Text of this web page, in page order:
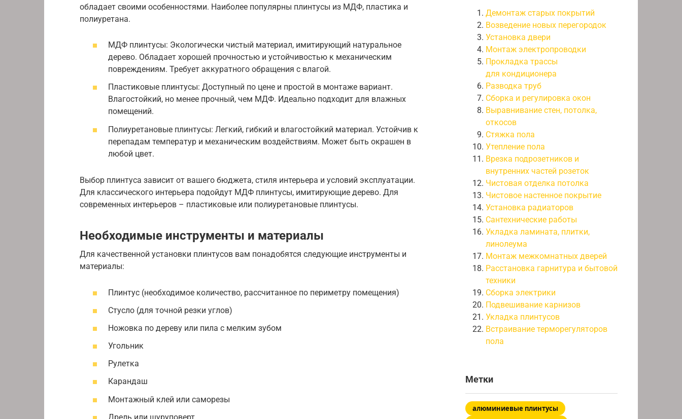
обладает своими особенностями. Наиболее популярны плинтусы из МДФ, пластика и
полиуретана.
МДФ плинтусы: Экологически чистый материал, имитирующий натуральное
дерево. Обладает хорошей прочностью и устойчивостью к механическим
повреждениям. Требует аккуратного обращения с влагой.
Пластиковые плинтусы: Доступный по цене и простой в монтаже вариант.
Влагостойкий, но менее прочный, чем МДФ. Идеально подходит для влажных
помещений.
Полиуретановые плинтусы: Легкий, гибкий и влагостойкий материал. Устойчив к
перепадам температур и механическим воздействиям. Может быть окрашен в
любой цвет.
Выбор плинтуса зависит от вашего бюджета, стиля интерьера и условий эксплуатации.
Для классического интерьера подойдут МДФ плинтусы, имитирующие дерево. Для
современных интерьеров – пластиковые или полиуретановые плинтусы.
Необходимые инструменты и материалы
Для качественной установки плинтусов вам понадобятся следующие инструменты и
материалы:
Плинтус (необходимое количество, рассчитанное по периметру помещения)
Стусло (для точной резки углов)
Ножовка по дереву или пила с мелким зубом
Угольник
Рулетка
Карандаш
Монтажный клей или саморезы
Демонтаж старых покрытий
Возведение новых перегородок
Установка двери
Монтаж электропроводки
Прокладка трассы
для кондиционера
Разводка труб
Сборка и регулировка окон
Выравнивание стен, потолка,
откосов
Стяжка пола
Утепление пола
Врезка подрозетников и
внутренних частей розеток
Чистовая отделка потолка
Чистовое настенное покрытие
Установка радиаторов
Сантехнические работы
Укладка ламината, плитки,
линолеума
Монтаж межкомнатных дверей
Расстановка гарнитура и бытовой
техники
Сборка электрики
Подвешивание карнизов
Укладка плинтусов
Встраивание терморегуляторов
пола
Метки
алюминиевые плинтусы